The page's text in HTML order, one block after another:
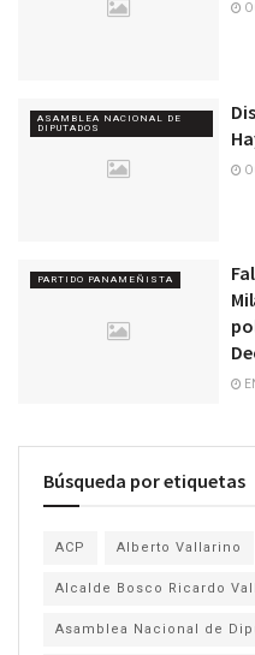
ASAMBLEA NACIONAL DE
DIPUTADOS
PARTIDO PANAMEÑISTA
Búsqueda por etiquetas
ACP Alberto Vallarino
Alcalde Bosco Ricardo
Asamblea Nacional de